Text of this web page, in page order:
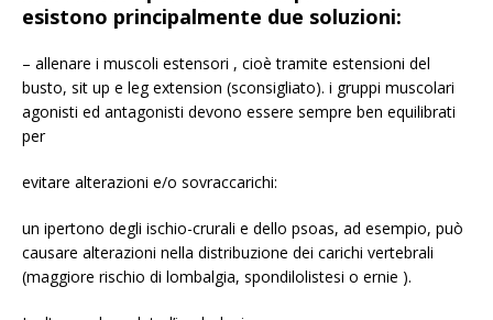
esistono principalmente due soluzioni:
– allenare i muscoli estensori , cioè tramite estensioni del
busto, sit up e leg extension (sconsigliato). i gruppi muscolari
agonisti ed antagonisti devono essere sempre ben equilibrati
per
evitare alterazioni e/o sovraccarichi:
un ipertono degli ischio-crurali e dello psoas, ad esempio, può
causare alterazioni nella distribuzione dei carichi vertebrali
(maggiore rischio di lombalgia, spondilolistesi o ernie ).